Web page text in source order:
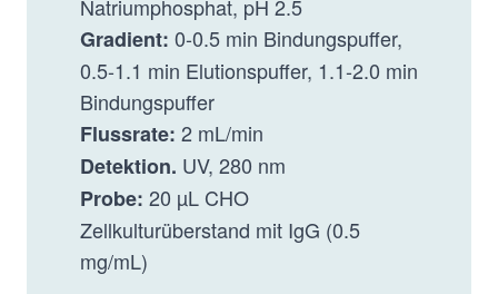
Natriumphosphat, pH 2.5
Gradient: 0-0.5 min Bindungspuffer,
0.5-1.1 min Elutionspuffer, 1.1-2.0 min
Bindungspuffer
Flussrate: 2 mL/min
Detektion. UV, 280 nm
Probe: 20 µL CHO
Zellkulturüberstand mit IgG (0.5
mg/mL)